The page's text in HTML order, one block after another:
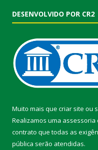
DESENVOLVIDO POR CR2
Muito mais que criar site ou
Realizamos uma assessoria
contrato que todas as
pública serão atendidas.